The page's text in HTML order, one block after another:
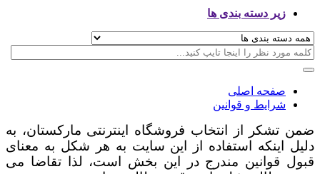
زیر دسته بندی ها
صفحه اصلی
شرایط و قوانین
ضمن تشکر از انتخاب فروشگاه اینترنتی مارکستان، به
دلیل اینکه استفاده از این سایت به هر شکل به معنای
قبول قوانین مندرج در این بخش است، لذا تقاضا می